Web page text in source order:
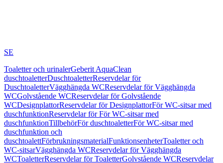
SE
Toaletter och urinalerGeberit AquaClean
duschtoaletterDuschtoaletterReservdelar för
DuschtoaletterVägghängda WCReservdelar för Vägghängda
WCGolvstående WCReservdelar för Golvstående
WCDesignplattorReservdelar för DesignplattorFör WC-sitsar med
duschfunktionReservdelar för För WC-sitsar med
duschfunktionTillbehörFör duschtoaletterFör WC-sitsar med
duschfunktion och
duschtoalettFörbrukningsmaterialFunktionsenheterToaletter och
WC-sitsarVägghängda WCReservdelar för Vägghängda
WCToaletterReservdelar för ToaletterGolvstående WCReservdelar